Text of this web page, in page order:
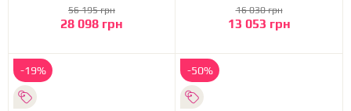
28 098 грн
56 195 грн
(1б_с-071)
13 053 грн
16 030 грн
-19% -50%